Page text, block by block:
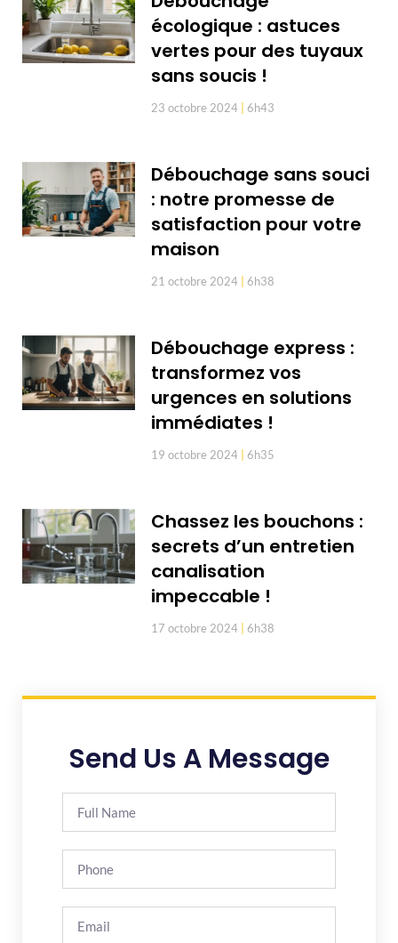
écologique : astuces
vertes pour des tuyaux
sans soucis !
23 octobre 2024 6h43
Débouchage sans souci
: notre promesse de
satisfaction pour votre
maison
21 octobre 2024 6h38
Débouchage express :
transformez vos
urgences en solutions
immédiates !
19 octobre 2024 6h35
Chassez les bouchons :
secrets d’un entretien
canalisation
impeccable !
17 octobre 2024 6h38
Send Us A Message